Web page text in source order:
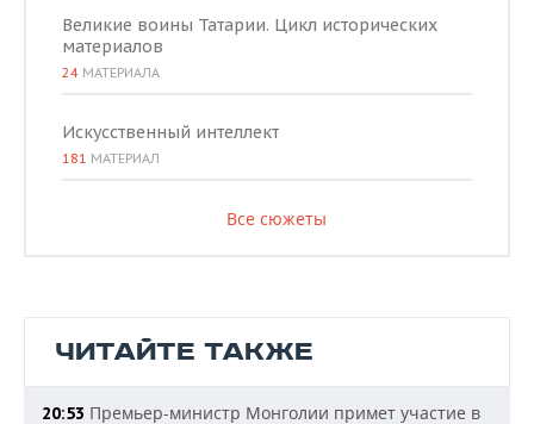
Великие воины Татарии. Цикл исторических
материалов
24 МАТЕРИАЛА
Искусственный интеллект
181 МАТЕРИАЛ
Все сюжеты
ЧИТАЙТЕ ТАКЖЕ
20:53 Премьер-министр Монголии примет участие в